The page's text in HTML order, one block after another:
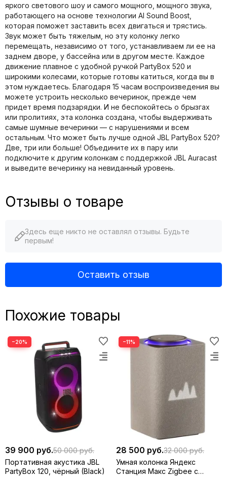
яркого светового шоу и самого мощного, мощного звука,
работающего на основе технологии AI Sound Boost,
которая поможет заставить всех двигаться и трястись.
Звук может быть тяжелым, но эту колонку легко
перемещать, независимо от того, устанавливаем ли ее на
заднем дворе, у бассейна или в другом месте. Каждое
движение плавное с удобной ручкой PartyBox 520 и
широкими колесами, которые готовы катиться, когда вы в
этом нуждаетесь. Благодаря 15 часам воспроизведения вы
можете устроить несколько вечеринок, прежде чем
придет время подзарядки. И не беспокойтесь о брызгах
или пролитиях, эта колонка создана, чтобы выдерживать
самые шумные вечеринки — с нарушениями и всем
остальным. Что может быть лучше одной JBL PartyBox 520?
Две, три или больше! Объедините их в пару или
подключите к другим колонкам с поддержкой JBL Auracast
и выведите вечеринку на невиданный уровень.
Отзывы о товаре
Здесь еще никто не оставлял отзывы. Будьте
первым!
Оставить отзыв
Похожие товары
−20%
39 900 руб.50 000 руб.
Портативная акустика JBL
PartyBox 120, чёрный (Black)
−11%
28 500 руб.32 000 руб.
Умная колонка Яндекс
Станция Макс Zigbee с